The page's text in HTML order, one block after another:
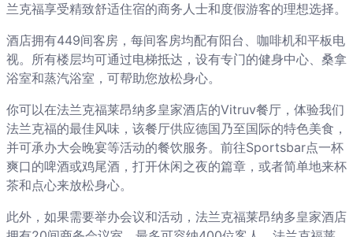
兰克福享受精致舒适住宿的商务人士和度假游客的理想选择。
酒店拥有449间客房，每间客房均配有阳台、咖啡机和平板电
视。所有楼层均可通过电梯抵达，设有专门的健身中心、桑拿
浴室和蒸汽浴室，可帮助您放松身心。
你可以在法兰克福莱昂纳多皇家酒店的Vitruv餐厅，体验我们
法兰克福的最佳风味，该餐厅供应德国乃至国际的特色美食，
并可承办大会晚宴等活动的餐饮服务。前往Sportsbar点一杯
爽口的啤酒或鸡尾酒，打开休闲之夜的篇章，或者简单地来杯
茶和点心来放松身心。
此外，如果需要举办会议和活动，法兰克福莱昂纳多皇家酒店